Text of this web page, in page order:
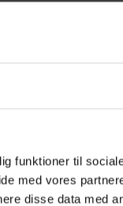
funktioner til
med vores
disse data med
til at
du
du vil
i